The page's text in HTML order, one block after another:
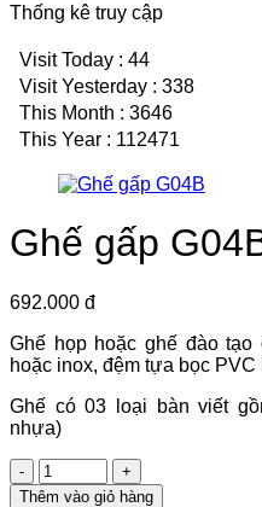
Thống kê truy cập
Visit Today : 44
Visit Yesterday : 338
This Month : 3646
This Year : 112471
Ghế gấp
692.000 đ
Ghế họp hoặc ghế đào
hoặc inox, đệm tựa bọc PVC
Ghế có 03 loại bàn viết
nhựa)
Số
lượng
Thêm vào giỏ hàng